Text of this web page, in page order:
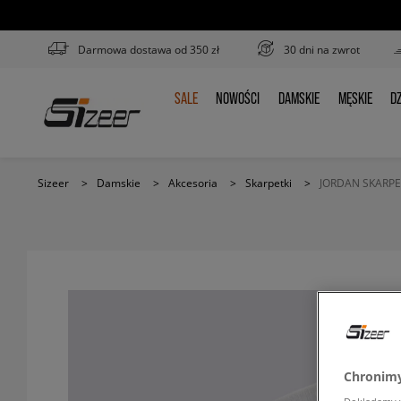
Darmowa dostawa od 350 zł 30 dni na zwrot
SALE
SALE NOWOŚCI
NOWOŚCI DAMSKIE
DAMSKIE MĘSKIE
MĘSKIE
Sizeer > Damskie > Akcesoria > Skarpetki > JORDAN